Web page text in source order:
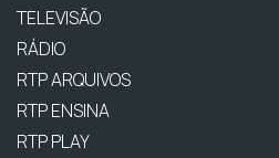
TELEVISÃO
RÁDIO
RTP ARQUIVOS
RTP ENSINA
RTP PLAY